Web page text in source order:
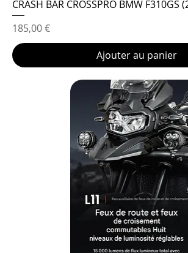
CRASH BAR CROSSPRO BMW F310GS
Prix
185,00 €
Ajouter au panier